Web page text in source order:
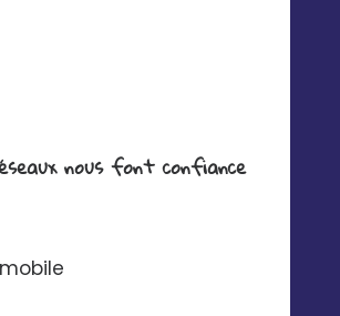
nous font confiance
de façon
lorsque ce dernier est